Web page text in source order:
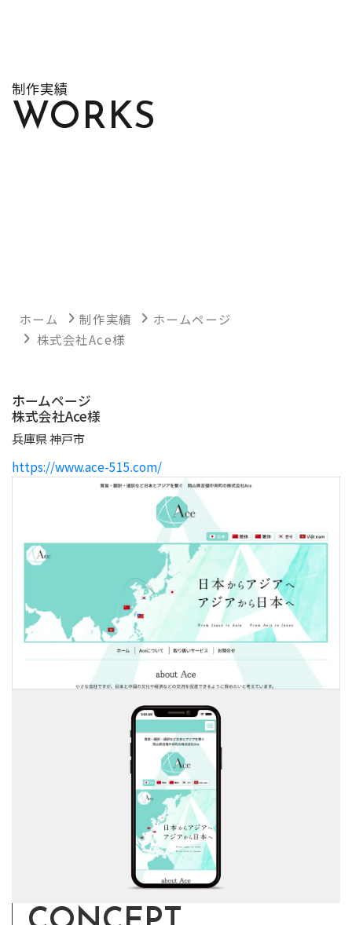
制作実績
WORKS
ホーム 制作実績
ホームページ
株式会社Ace様
ホームページ
株式会社Ace様
兵庫県 神戸市
https://www.ace-515.com/